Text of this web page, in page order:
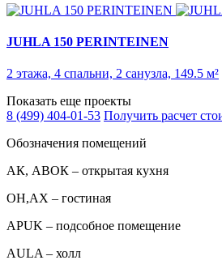
JUHLA 150 PERINTEINEN
2 этажа, 4 спальни, 2 санузла, 149.5 м²
Показать еще проекты
8 (499) 404-01-53 Получить расчет
Обозначения помещений
АК, АВОК – открытая кухня
ОН,AX – гостиная
APUK – подсобное помещение
AULA – холл